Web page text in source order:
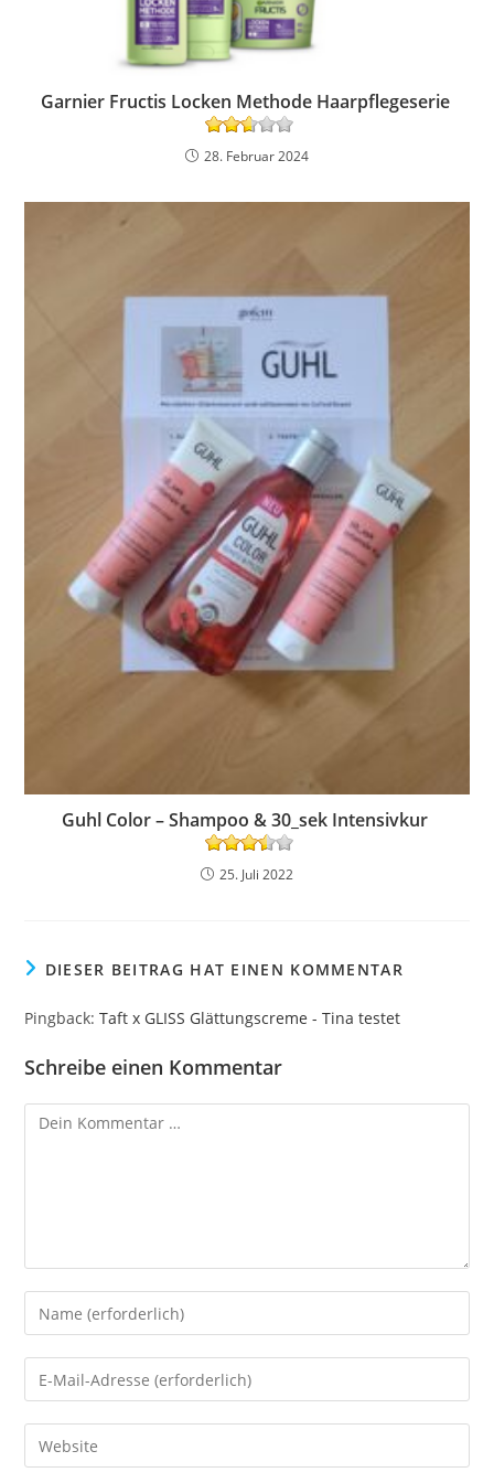
Garnier Fructis Locken Methode Haarpflegeserie
28. Februar 2024
Guhl Color – Shampoo & 30_sek Intensivkur
25. Juli 2022
DIESER BEITRAG HAT EINEN KOMMENTAR
Pingback:Taft x GLISS Glättungscreme - Tina testet
Schreibe einen Kommentar
Kommentar
Gib
deinen
Namen
oder
zum
Kommentieren
Gib
deine
E-
Mail-
Gib
deine